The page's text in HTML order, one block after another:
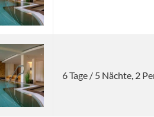
6 Tage / 5 Nächte, 2